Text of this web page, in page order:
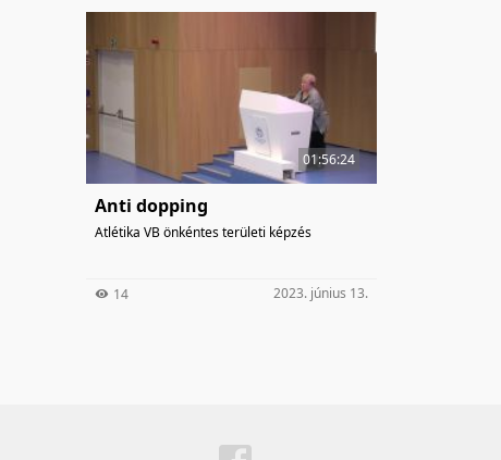
01:56:24
Anti dopping
Atlétika VB önkéntes területi képzés
14 2023. június 13.